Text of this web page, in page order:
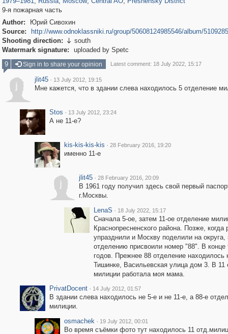
9-я пожарная часть
Author:
Юрий Сивохин
Source:
http://www.odnoklassniki.ru/group/50608124985546/album/
Shooting direction:  south
Watermark signature:
uploaded by Spetc
9
Sign in to share your opinion Latest comment: 18 July 2022, 15:17
j
jlit45 · 13 July 2012, 19:15
Мне кажется, что в здании слева находилось 5 отделение
Stos · 13 July 2012, 23:24
А не 11-е?
kis-kis-kis-kis · 28 February 2016, 19:20
именно 11-е
j
jlit45 · 28 February 2016, 20:09
В 1961 году получил здесь свой первый
г.Москвы.
LenaS · 18 July 2022, 15:17
Сначала 5-ое, затем 11-ое отделение
Краснопресненского района. Позже, когда
упразднили и Москву поделили на округа,
отделению присвоили номер "88". В конце
годов. Прежнее 88 отделение находилось
Тишинке, Васильевская улица дом 3. В 11
милиции работала моя мама.
PrivatDocent · 14 July 2012, 01:57
В здании слева находилось не 5-е и не 11-е, а 88-е
милиции.
osmachek · 19 July 2012, 00:01
Во время съёмки фото тут находилось 11